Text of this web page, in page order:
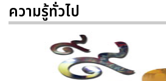
ความรู้ทั่วไป